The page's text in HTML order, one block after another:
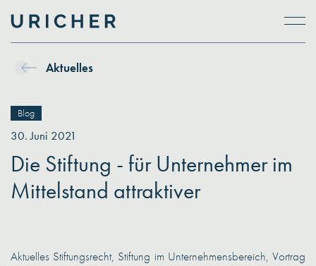
Aktuelles
Blog
30. Juni 2021
Die Stiftung - für Unternehmer im
Mittelstand attraktiver
Aktuelles Stiftungsrecht, Stiftung im Unternehmensbereich, Vortrag